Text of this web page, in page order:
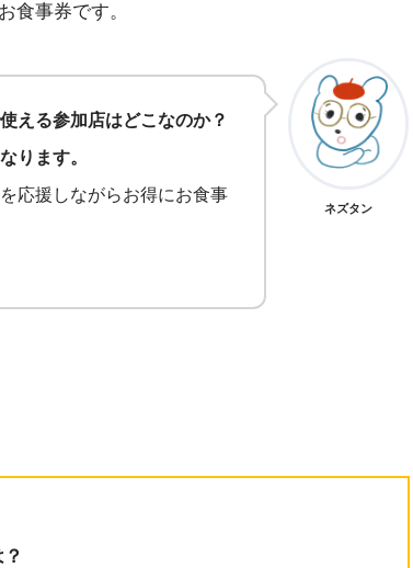
食事券です。
える参加店はどこなのか？
ります。
応援しながらお得にお食事
ネズタン